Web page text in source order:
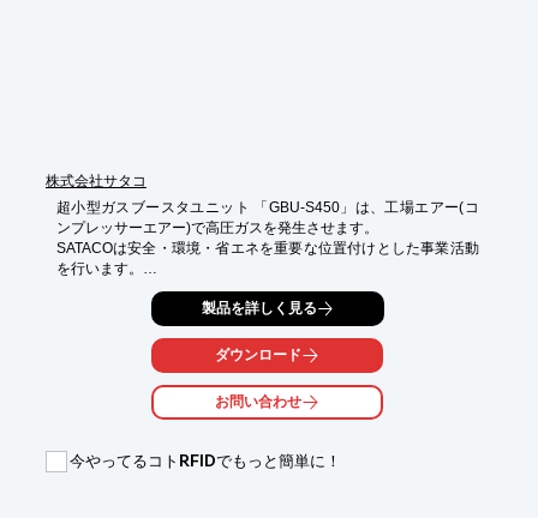
株式会社サタコ
超小型ガスブースタユニット 「GBU-S450」は、工場エアー(コ
ンプレッサーエアー)で高圧ガスを発生させます。
SATACOは安全・環境・省エネを重要な位置付けとした事業活動
を行います。
水・空気・熱・をテーマとした開発・設計・製造・保守を通じベ
ストな提案を行います。
お客様のお役に立つ事は基より、お客様と共に発展・繁栄するこ
とを目指します。
○コンプレッサーエアーを接続するだけで高圧ガスが得られる
○小型で4.5MPaの圧力を簡単に得られる
○騒音は60DB以下
製品を詳しく見る
ダウンロード
お問い合わせ
今やってるコトRFIDでもっと簡単に！